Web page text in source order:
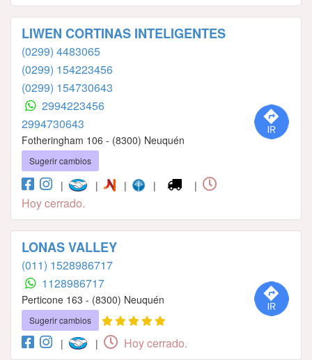
LIWEN CORTINAS INTELIGENTES
(0299) 4483065
(0299) 154223456
(0299) 154730643
2994223456
2994730643
Fotheringham 106 - (8300) Neuquén
Sugerir cambios
| | | | |
Hoy cerrado.
LONAS VALLEY
(011) 1528986717
1128986717
Perticone 163 - (8300) Neuquén
Sugerir cambios
| | Hoy cerrado.